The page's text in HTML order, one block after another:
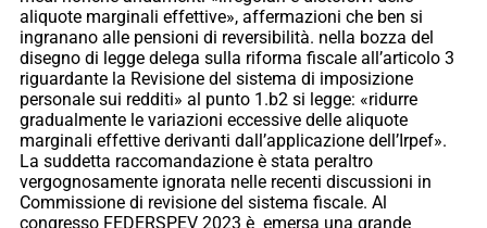
aliquote marginali effettive», affermazioni che ben si
ingranano alle pensioni di reversibilità. nella bozza del
disegno di legge delega sulla riforma fiscale all’articolo 3
riguardante la Revisione del sistema di imposizione
personale sui redditi» al punto 1.b2 si legge: «ridurre
gradualmente le variazioni eccessive delle aliquote
marginali effettive derivanti dall’applicazione dell’Irpef».
La suddetta raccomandazione è stata peraltro
vergognosamente ignorata nelle recenti discussioni in
Commissione di revisione del sistema fiscale. Al
congresso FEDERSPEV 2023 è emersa una grande